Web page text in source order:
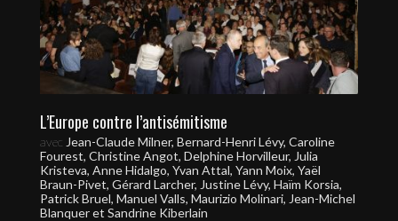
L’Europe contre l’antisémitisme
avec Jean-Claude Milner, Bernard-Henri Lévy, Caroline
Fourest, Christine Angot, Delphine Horvilleur, Julia
Kristeva, Anne Hidalgo, Yvan Attal, Yann Moix, Yaël
Braun-Pivet, Gérard Larcher, Justine Lévy, Haïm Korsia,
Patrick Bruel, Manuel Valls, Maurizio Molinari, Jean-Michel
Blanquer et Sandrine Kiberlain